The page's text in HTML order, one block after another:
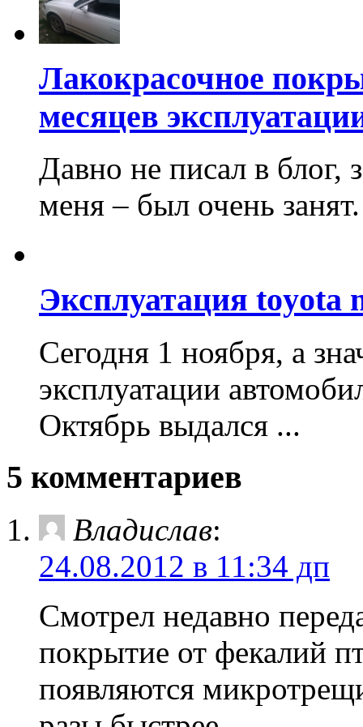
Лакокрасочное
месяцев
Давно не писал в блог,
меня – был очень
Эксплуатация toyota
Сегодня 1 ноября, а
эксплуатации
Октябрь выдался ...
5 комментариев
Владислав:
24.08.2012 в 11:34 дп
Смотрел недавно
покрытие от фекалий
появляются